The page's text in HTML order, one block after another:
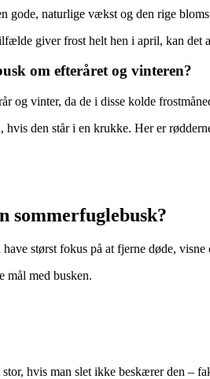
gode, naturlige vækst og den rige
giver frost helt hen i april, kan
om efteråret og vinteren?
og vinter, da de i disse kolde
den står i en krukke. Her er
sommerfuglebusk?
størst fokus på at fjerne døde,
mål med busken.
hvis man slet ikke beskærer den –